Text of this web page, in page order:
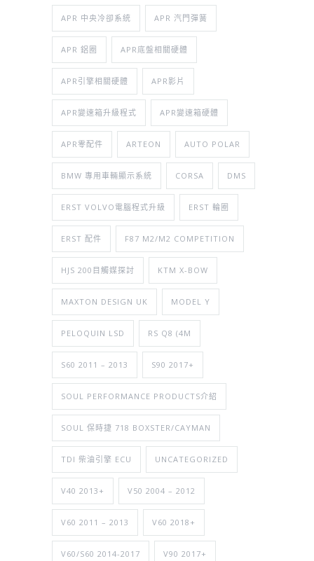
APR 中央冷卻系統 APR 汽門彈簧
APR 鋁圈 APR底盤相關硬體
APR引擎相關硬體 APR影片
APR變速箱升級程式 APR變速箱硬體
APR零配件 ARTEON AUTO POLAR
BMW 專用車輛顯示系統 CORSA DMS
ERST VOLVO電腦程式升級 ERST 輪圈
ERST 配件 F87 M2/M2 COMPETITION
HJS 200目觸媒探討 KTM X-BOW
MAXTON DESIGN UK MODEL Y
PELOQUIN LSD RS Q8 (4M
S60 2011 – 2013 S90 2017+
SOUL PERFORMANCE PRODUCTS介紹
SOUL 保時捷 718 BOXSTER/CAYMAN
TDI 柴油引擎 ECU UNCATEGORIZED
V40 2013+ V50 2004 – 2012
V60 2011 – 2013 V60 2018+
V60/S60 2014-2017 V90 2017+